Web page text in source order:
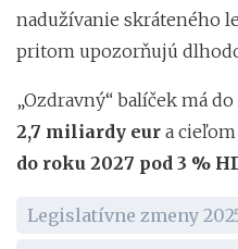
nadužívanie skráteného
pritom upozorňujú
„Ozdravný“ balíček má
2,7 miliardy eur a
do roku 2027 pod 3 %
Legislatívne zmeny